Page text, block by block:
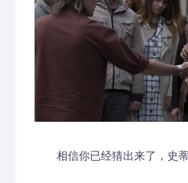
相信你已经猜出来了，史蒂